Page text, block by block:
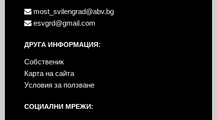
most_svilengrad@abv.bg
esvgrd@gmail.com
ДРУГА ИНФОРМАЦИЯ:
Собственик
Карта на сайта
Условия за ползване
СОЦИАЛНИ МРЕЖИ: